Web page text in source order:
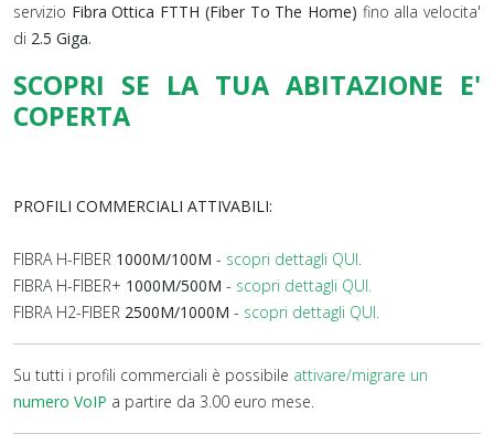
servizio Fibra Ottica FTTH (Fiber To The Home) fino alla velocita'
di 2.5 Giga.
SCOPRI SE LA TUA ABITAZIONE E'
COPERTA
PROFILI COMMERCIALI ATTIVABILI:
FIBRA H-FIBER 1000M/100M - scopri dettagli QUI.
FIBRA H-FIBER+ 1000M/500M - scopri dettagli QUI.
FIBRA H2-FIBER 2500M/1000M - scopri dettagli QUI.
Su tutti i profili commerciali è possibile attivare/migrare un
numero VoIP a partire da 3.00 euro mese.